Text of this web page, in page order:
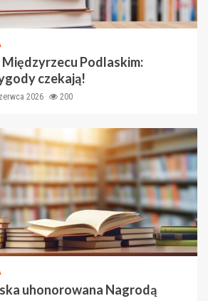
Podlaskim:
czekają!
2026 200
uhonorowana Nagrodą